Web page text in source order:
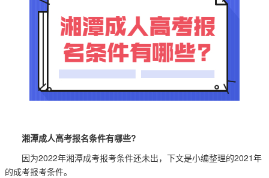
湘潭成人高考报名条件有哪些?
因为2022年湘潭成考报考条件还未出，下文是小编整理的2021年
的成考报考条件。